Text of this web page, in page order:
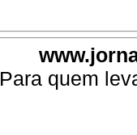
Para quem